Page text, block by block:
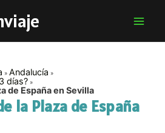
Andalucía
días?
de España en Sevilla
la Plaza de España